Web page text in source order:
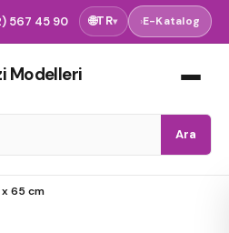
567 45 90 🌐TR▾ ›E-Katalog
Modelleri
Ara
x 65 cm